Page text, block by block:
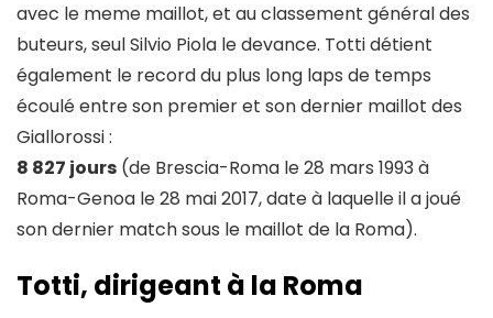
avec le meme maillot, et au classement général des
buteurs, seul Silvio Piola le devance. Totti détient
également le record du plus long laps de temps
écoulé entre son premier et son dernier maillot des
Giallorossi :
8 827 jours (de Brescia-Roma le 28 mars 1993 à
Roma-Genoa le 28 mai 2017, date à laquelle il a joué
son dernier match sous le maillot de la Roma).
Totti, dirigeant à la Roma